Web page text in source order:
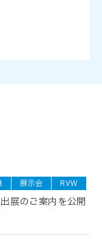
展示会 RVW
展のご案内を公開